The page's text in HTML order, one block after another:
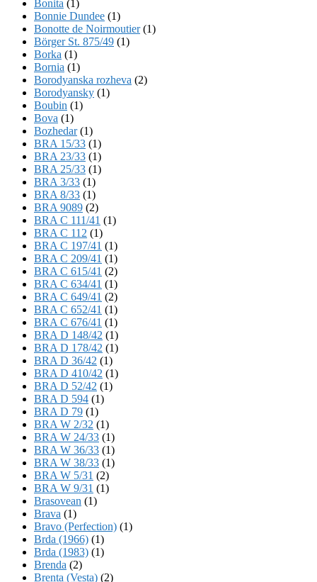
Bonita (1)
Bonnie Dundee (1)
Bonotte de Noirmoutier(1)
Börger St. 875/49 (1)
Borka (1)
Bornia (1)
Borodyanska rozheva (2)
Borodyansky (1)
Boubin (1)
Bova (1)
Bozhedar(1)
BRA 15/33 (1)
BRA 23/33 (1)
BRA 25/33 (1)
BRA 3/33 (1)
BRA 8/33 (1)
BRA 9089 (2)
BRA C 111/41 (1)
BRA C 112 (1)
BRA C 197/41 (1)
BRA C 209/41 (1)
BRA C 615/41 (2)
BRA C 634/41 (1)
BRA C 649/41 (2)
BRA C 652/41 (1)
BRA C 676/41 (1)
BRA D 148/42 (1)
BRA D 178/42 (1)
BRA D 36/42 (1)
BRA D 410/42 (1)
BRA D 52/42 (1)
BRA D 594 (1)
BRA D 79 (1)
BRA W 2/32 (1)
BRA W 24/33 (1)
BRA W 36/33 (1)
BRA W 38/33 (1)
BRA W 5/31 (2)
BRA W 9/31 (1)
Brasovean (1)
Brava (1)
Bravo (Perfection) (1)
Brda (1966) (1)
Brda (1983) (1)
Brenda (2)
Brenta (Vesta) (2)